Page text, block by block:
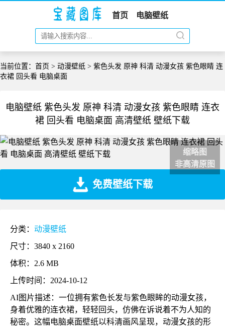
首页 电脑壁纸
当前位置： 首页 > 动漫壁纸 > 紫色头发 原神 科清 动漫女孩 紫色眼睛 连
衣裙 回头看 电脑桌面
电脑壁纸 紫色头发 原神 科清 动漫女孩 紫色眼睛 连衣
裙 回头看 电脑桌面 高清壁纸 壁纸下载
缩略图
非高清原图
免费壁纸下载
分类： 动漫壁纸
尺寸：3840 x 2160
体积：2.6 MB
上传时间：2024-10-12
AI图片描述：一位拥有紫色长发与紫色眼眸的动漫女孩，
身着优雅的连衣裙，轻轻回头，仿佛在诉说着不为人知的
秘密。这幅电脑桌面壁纸以科清画风呈现，动漫女孩的形